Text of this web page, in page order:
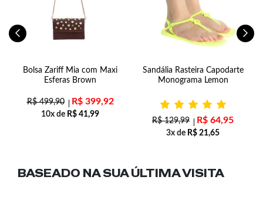
Bolsa Zariff Mia com Maxi
Esferas Brown
R$499,90 R$399,92
10x de R$ 41,99
Sandália Rasteira Capodarte
Monograma Lemon
R$129,99 R$ 64,95
3x de R$ 21,65
BASEADO NA SUAÚLTIMA VISITA